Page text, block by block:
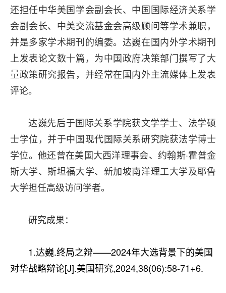
还担任中华美国学会副会长、中国国际经济关系学
会副会长、中美交流基金会高级顾问等学术兼职，
并是多家学术期刊的编委。达巍在国内外学术期刊
上发表论文数十篇，为中国政府决策部门撰写了大
量政策研究报告，并经常在国内外主流媒体上发表
评论。
达巍先后于国际关系学院获文学学士、法学硕
士学位，并于中国现代国际关系研究院获法学博士
学位。他还曾在美国大西洋理事会、约翰斯·霍普金
斯大学、斯坦福大学、新加坡南洋理工大学及耶鲁
大学担任高级访问学者。
研究成果：
1.达巍.终局之辩——2024年大选背景下的美国
对华战略辩论[J].美国研究,2024,38(06):58-71+6.